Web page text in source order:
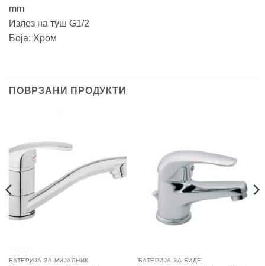
mm
Излез на туш G1/2
Боја: Хром
ПОВРЗАНИ ПРОДУКТИ
БАТЕРИЈА ЗА МИЈАЛНИК БАТЕРИЈА ЗА БИДЕ